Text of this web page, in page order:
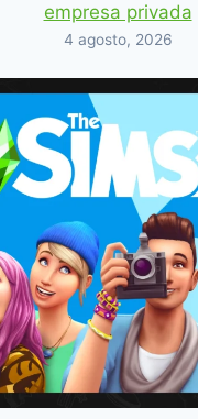
empresa privada
4 agosto, 2026